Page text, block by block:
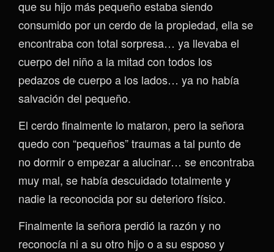
que su hijo más pequeño estaba siendo
consumido por un cerdo de la propiedad, ella se
encontraba con total sorpresa… ya llevaba el
cuerpo del niño a la mitad con todos los
pedazos de cuerpo a los lados… ya no había
salvación del pequeño.
El cerdo finalmente lo mataron, pero la señora
quedo con “pequeños” traumas a tal punto de
no dormir o empezar a alucinar… se encontraba
muy mal, se había descuidado totalmente y
nadie la reconocida por su deterioro físico.
Finalmente la señora perdió la razón y no
reconocía ni a su otro hijo o a su esposo y